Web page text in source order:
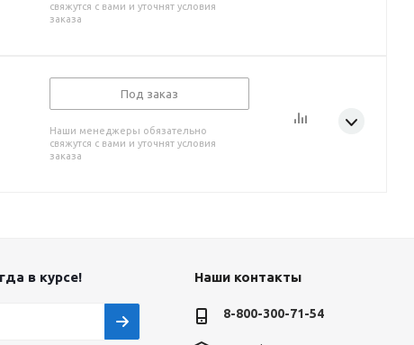
свяжутся с вами и уточнят условия
заказа
Под заказ
Наши менеджеры обязательно
свяжутся с вами и уточнят условия
заказа
в курсе! Наши контакты
8-800-300-71-54